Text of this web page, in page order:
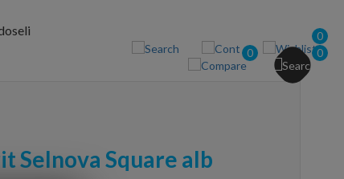
0
0
0
Selnova Square alb